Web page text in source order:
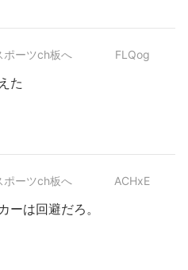
ポーツch板へ FLQog
た
ポーツch板へ ACHxE
ーは回避だろ。